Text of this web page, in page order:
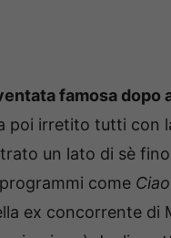
famosa
poi irretito tutti con
un lato di sè
come
ex concorrente di